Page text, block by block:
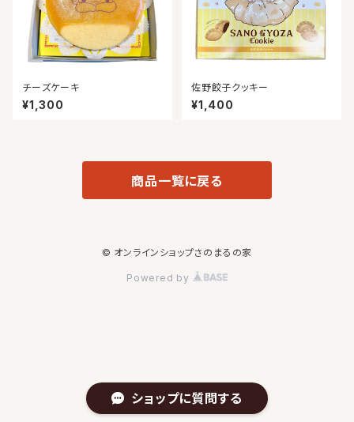
ショップに質問する
チーズケーキ
¥1,300
佐野餃子クッキー
¥1,400
商品一覧に戻る
© オンラインショップさのまるの家
Powered by